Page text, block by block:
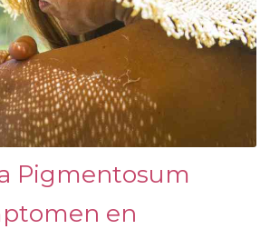
Pigmentosum
en